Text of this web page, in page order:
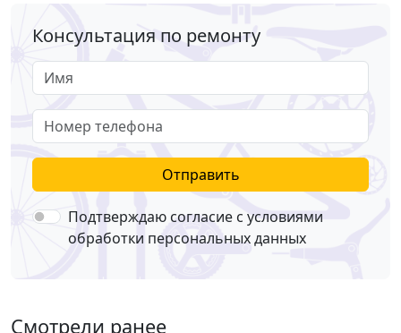
Консультация по ремонту
Имя
Номер телефона
Отправить
Подтверждаю согласие с условиями
обработки персональных данных
Смотрели ранее